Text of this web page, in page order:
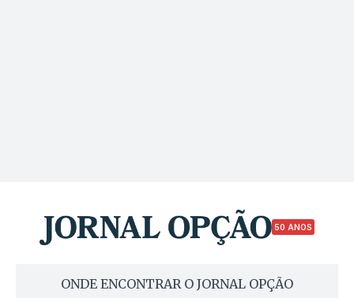
50 ANOS
ONDE ENCONTRAR O JORNAL OPÇÃO